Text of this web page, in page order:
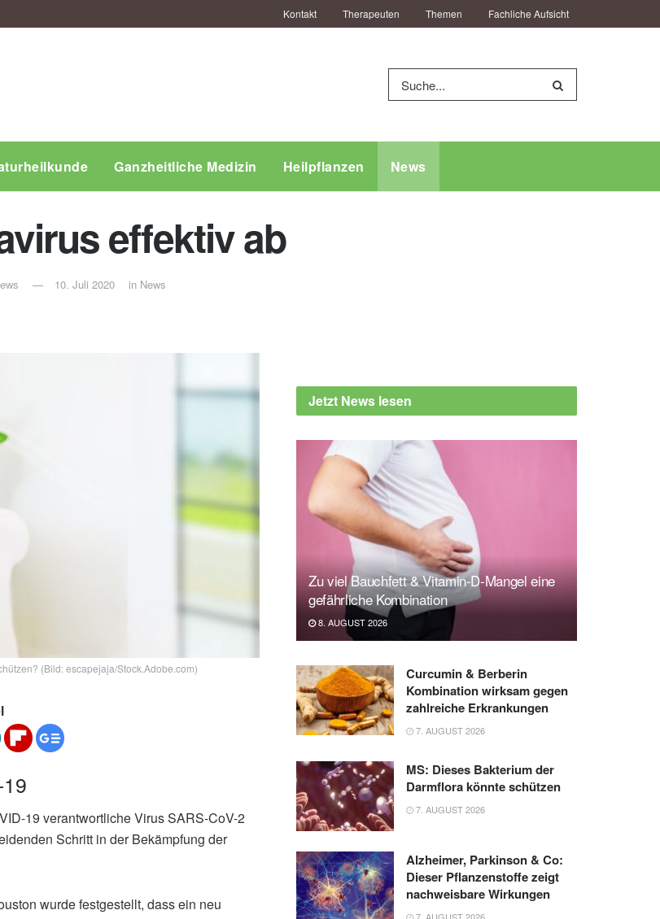
Kontakt Therapeuten Themen Fachliche Aufsicht
Ganzheitliche Medizin Heilpflanzen News
effektiv ab
10. Juli 2020 in News
(Bild: escapejaja/Stock.Adobe.com)
19 verantwortliche Virus SARS-CoV-2
Schritt in der Bekämpfung der
wurde festgestellt, dass ein neu
Jetzt News lesen
Zu viel Bauchfett & Vitamin-D-Mangel eine
gefährliche Kombination
8. AUGUST 2026
Curcumin & Berberin
Kombination wirksam gegen
zahlreiche Erkrankungen
7. AUGUST 2026
MS: Dieses Bakterium der
Darmflora könnte schützen
7. AUGUST 2026
Alzheimer, Parkinson & Co:
Dieser Pflanzenstoffe zeigt
nachweisbare Wirkungen
7. AUGUST 2026